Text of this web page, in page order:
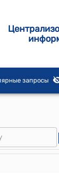
запросы